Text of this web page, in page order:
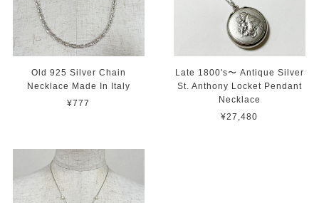
Old 925 Silver Chain
Necklace Made In Italy
¥777
Late 1800's〜 Antique Silver
St. Anthony Locket Pendant
Necklace
¥27,480